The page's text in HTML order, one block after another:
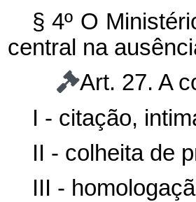
§ 4º O
central na
Art. 27. A
I - citação,
II - colheita de
III -